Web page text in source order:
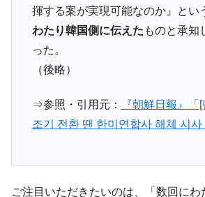
Fact1
全て勝つといくら？ 競馬GI競
える賞金とは？
Fact1
Fact1
発表から2日で大崩壊、鳴かず
Fact1
日本人マスターズ挑戦の歴史。
だった選手とは？
Fact1 セレクトセールの高額取引馬
揮する案が実現可能なのか』とい
わたり韓国側に伝えた ものと承知
った。
（後略）
⇒参照・引用元：
『朝鮮日報』「
조기 전환 땐 한미연합사 해체 시사
ご注目いただきたいのは、「数回にわ